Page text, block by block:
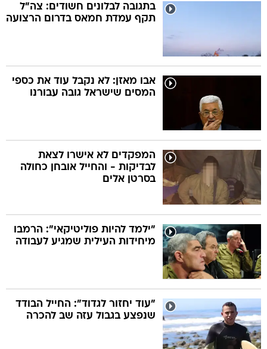
בתגובה לבלונים חשודים: צה"ל
תקף עמדת חמאס בדרום הרצועה
אבו מאזן: לא נקבל עוד את כספי
המסים שישראל גובה עבורנו
המפקדים לא אישרו לצאת
לבדיקות - והחייל אובחן כחולה
בסרטן אלים
"ילמד להיות פוליטיקאי": הרמבו
מיחידות העילית שמגיע לעבודה
"עוד יחזור לגדוד": החייל הבודד
שנפצע בגבול עזה שב להכרה